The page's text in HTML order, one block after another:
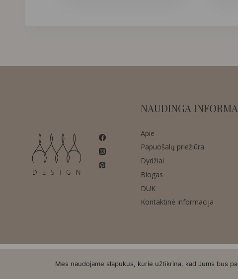
NAUDINGA
Apie
Papuošalų priežiūra
Dydžiai
Blogas
DUK
Kontaktinė informacija
Mes naudojame slapukus, kurie užtikrina, kad Jums bus